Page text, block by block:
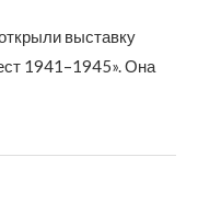
выставку
1941–1945». Она